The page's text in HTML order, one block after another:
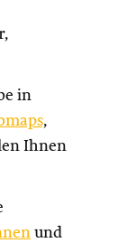
in
,
Ihnen
und